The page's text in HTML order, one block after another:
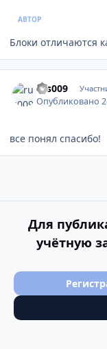
АВТОР
Блоки отличаются
rus009
Опубликовано
все понял спасибо!
Для
учётную